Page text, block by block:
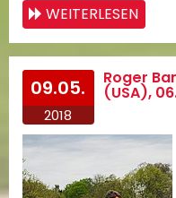
WEITERLESEN
09.05.
2018
Roger
(USA),